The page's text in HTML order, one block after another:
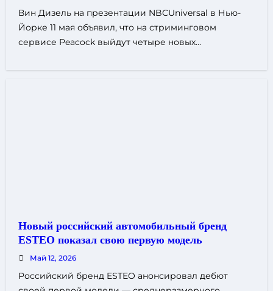
Вин Дизель на презентации NBCUniversal в Нью-
Йорке 11 мая объявил, что на стриминговом
сервисе Peacock выйдут четыре новых…
Новый российский автомобильный бренд
ESTEO показал свою первую модель
Май 12, 2026
Российский бренд ESTEO анонсировал дебют